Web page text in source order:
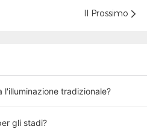
Il Prossimo
l'illuminazione tradizionale?
gli stadi?